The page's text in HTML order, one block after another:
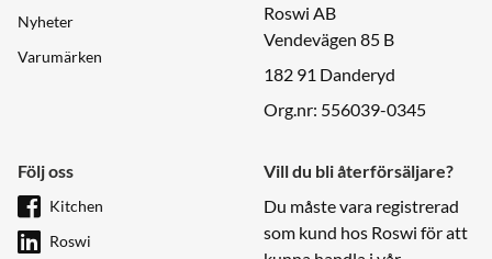
Nyheter
Varumärken
Roswi AB
Vendevägen 85 B
182 91 Danderyd
Org.nr: 556039-0345
Följ oss
Kitchen
Roswi
Vill du bli återförsäljare?
Du måste vara registrerad
som kund hos Roswi för att